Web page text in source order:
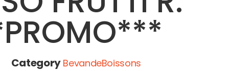
Category BevandeBoissons